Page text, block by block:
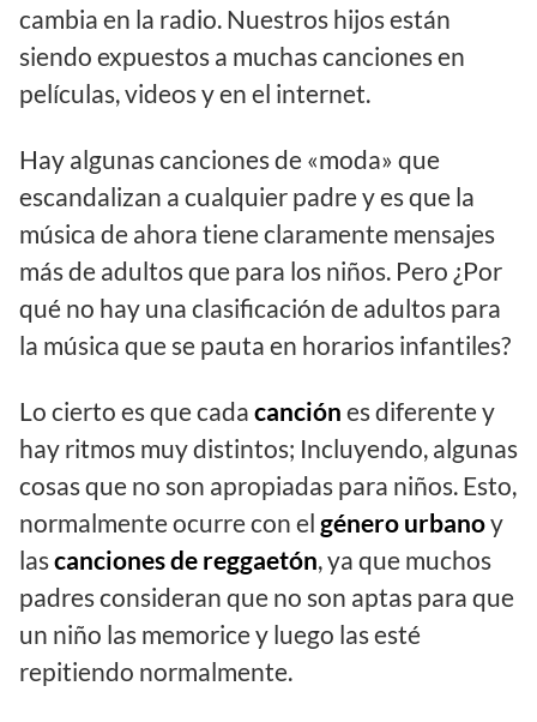
cambia en la radio. Nuestros hijos están
siendo expuestos a muchas canciones en
películas, videos y en el internet.
Hay algunas canciones de «moda» que
escandalizan a cualquier padre y es que la
música de ahora tiene claramente mensajes
más de adultos que para los niños. Pero ¿Por
qué no hay una clasificación de adultos para
la música que se pauta en horarios infantiles?
Lo cierto es que cada canción es diferente y
hay ritmos muy distintos; Incluyendo, algunas
cosas que no son apropiadas para niños. Esto,
normalmente ocurre con el género urbanoy
lascanciones de reggaetón, ya que muchos
padres consideran que no son aptas para que
un niño las memorice y luego las esté
repitiendo normalmente.